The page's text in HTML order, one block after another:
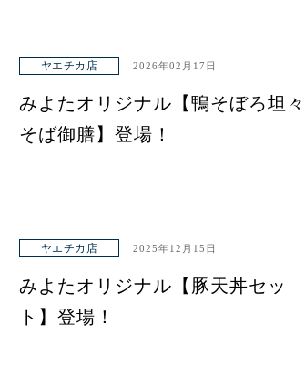
ヤエチカ店 2026年02月17日
みよたオリジナル【鴨そぼろ坦々
そば御膳】登場！
ヤエチカ店 2025年12月15日
みよたオリジナル【豚天丼セッ
ト】登場！